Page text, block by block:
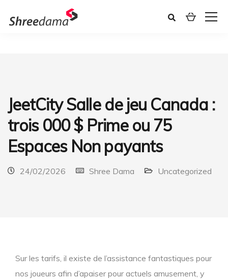
JeetCity Salle de jeu Canada :
trois 000 $ Prime ou 75
Espaces Non payants
24/02/2026 Shree Dama Uncategorized
Sur les tarifs, il existe de l’assistance fantastiques pour
nos joueurs afin d’apaiser pour actuels amusement, y